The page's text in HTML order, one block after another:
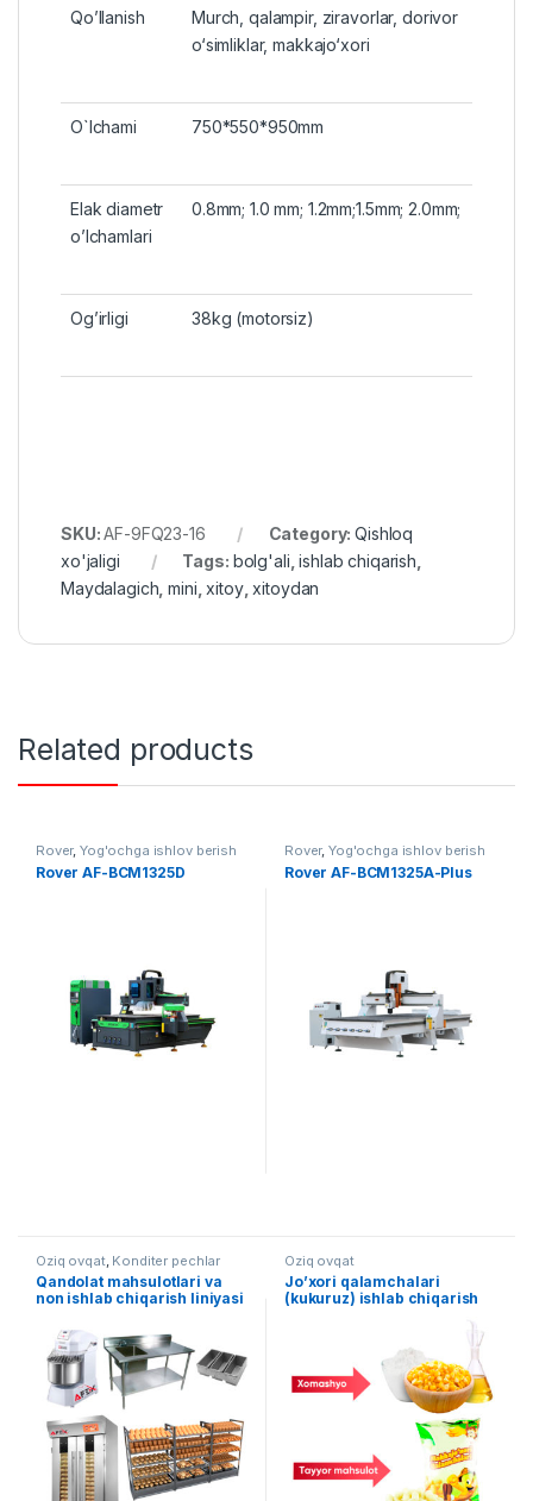
Qo’llanish
Murch, qalampir, ziravorlar, dorivor
o‘simliklar, makkajo‘xori
O`lchami 750*550*950mm
Elak diametr
o’lchamlari
0.8mm; 1.0 mm; 1.2mm;1.5mm; 2.0mm;
Og’irligi 38kg (motorsiz)
SKU:AF-9FQ23-16 Category:Qishloq
xo'jaligi
Tags: bolg'ali ,ishlab chiqarish
Maydalagich ,mini ,xitoy,xitoydan
Related products
Rover,Yog'ochga ishlov berish
Rover AF-BCM1325D
Rover,Yog'ochga ishlov berish
Rover AF-BCM1325A-Plus
Oziq ovqat, Konditer pechlar
Qandolat mahsulotlari va
non ishlab chiqarish liniyasi
Oziq ovqat
Jo’xori qalamchalari
(kukuruz) ishlab chiqarish